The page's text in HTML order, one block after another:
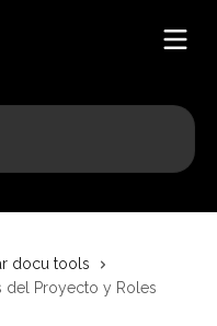
docu tools
del Proyecto y Roles